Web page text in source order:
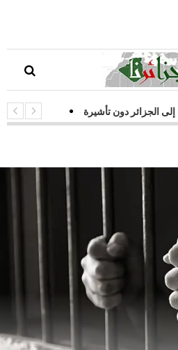
دون تأشيرة - قفزة نوعية في التحول